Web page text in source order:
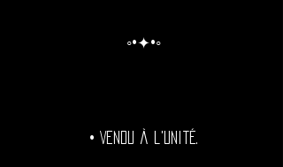
◦•✦•◦
• Vendu à l'unité.